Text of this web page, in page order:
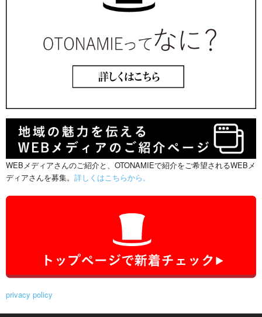
WEBメディアさんのご紹介と、OTONAMIEで紹介をご希望されるWEBメ
ディアさんを募集。 詳しくはこちらから。
privacy policy